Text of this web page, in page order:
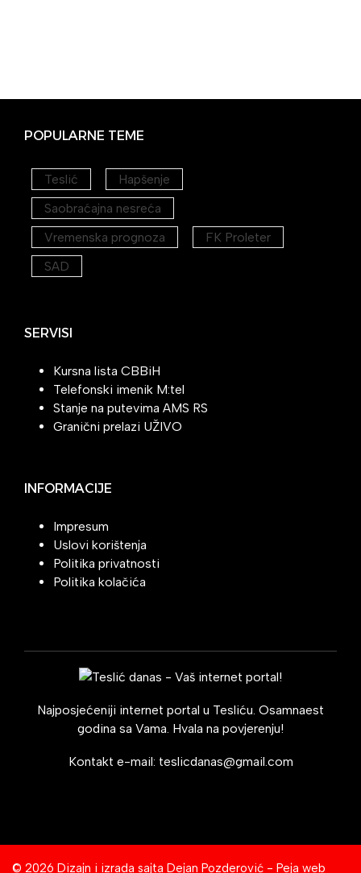
POPULARNE TEME
Teslić
Hapšenje
Saobraćajna nesreća
Vremenska prognoza
FK Proleter
SAD
SERVISI
Kursna lista CBBiH
Telefonski imenik M:tel
Stanje na putevima AMS RS
Granični prelazi UŽIVO
INFORMACIJE
Impresum
Uslovi korištenja
Politika privatnosti
Politika kolačića
Najposjećeniji internet portal u Tesliću. Osamnaest
godina sa Vama. Hvala na povjerenju!
Kontakt e-mail: teslicdanas@gmail.com
© 2026 Dizajn i izrada sajta Dejan Pozderović - Peja web